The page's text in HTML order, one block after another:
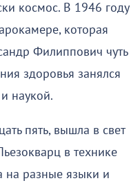
космос. В 1946 году
которая
Филиппович чуть
здоровья занялся
наукой.
пять, вышла в свет
в технике
на разные языки и